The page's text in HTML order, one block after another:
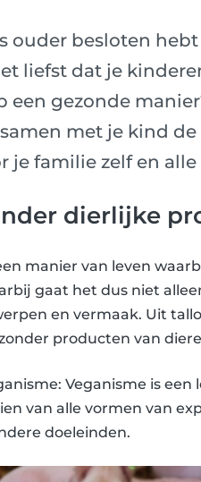
ouder besloten
liefst dat je
een gezonde
met je kind
je familie zelf en
dierlijke
manier van leven
gaat het dus niet
en vermaak. Uit
producten van
Veganisme is een
van alle vormen van
doeleinden.